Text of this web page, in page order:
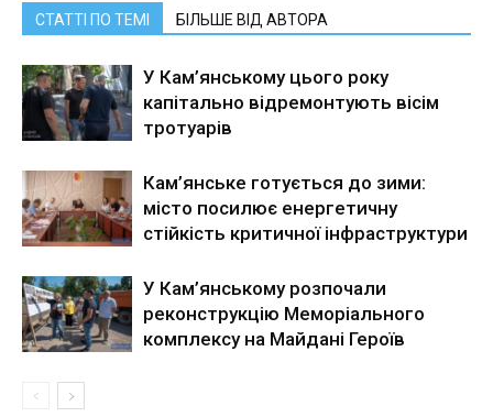
СТАТТІ ПО ТЕМІ БІЛЬШЕ ВІД АВТОРА
У Кам’янському цього року
капітально відремонтують вісім
тротуарів
Кам’янське готується до зими:
місто посилює енергетичну
стійкість критичної інфраструктури
У Кам’янському розпочали
реконструкцію Меморіального
комплексу на Майдані Героїв